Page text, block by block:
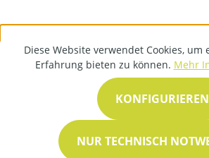
Diese Website verwendet Cookies, um
Erfahrung bieten zu können. Mehr
NUR TECHNISCH
KONFIGURIEREN